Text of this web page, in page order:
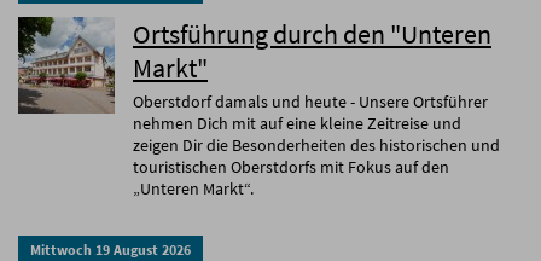
Ortsführung durch den "Unteren
Markt"
Oberstdorf damals und heute - Unsere Ortsführer
nehmen Dich mit auf eine kleine Zeitreise und
zeigen Dir die Besonderheiten des historischen und
touristischen Oberstdorfs mit Fokus auf den
„Unteren Markt“.
Mittwoch 19 August 2026